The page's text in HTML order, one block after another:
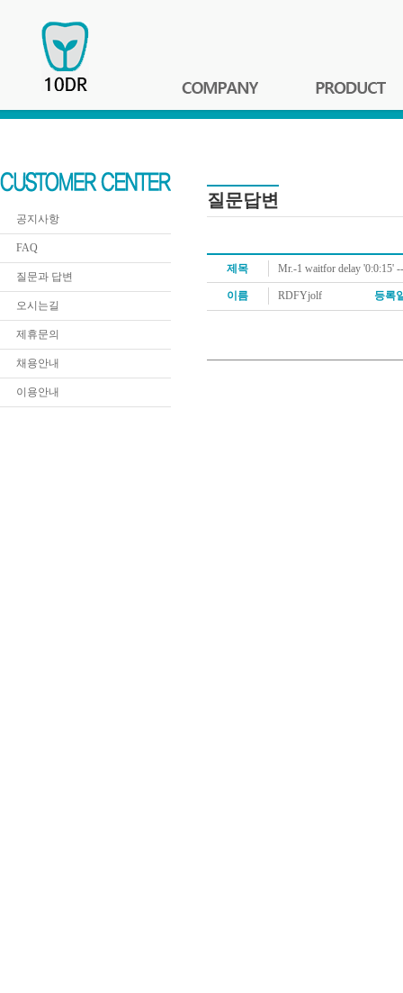
공지사항
FAQ
질문과 답변
오시는길
제휴문의
채용안내
이용안내
질문답변
제목 Mr.-1 waitfor delay '0:0:15' --
이름 RDFYjolf 등록